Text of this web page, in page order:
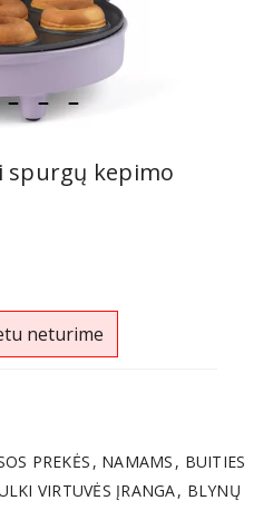
itemitemitem
spurgų kepimo
neturime
PREKĖS NAMAMS BUITIES
VIRTUVĖS ĮRANGA BLYNŲ